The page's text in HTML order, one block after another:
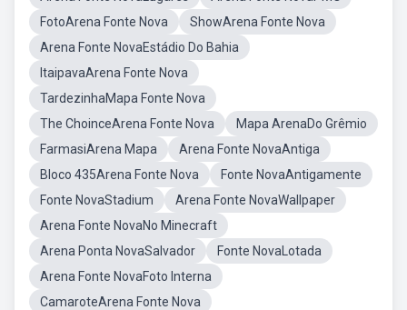
FotoArena Fonte Nova
ShowArena Fonte Nova
Arena Fonte NovaEstádio Do Bahia
ItaipavaArena Fonte Nova
TardezinhaMapa Fonte Nova
The ChoinceArena Fonte Nova
Mapa ArenaDo Grêmio
FarmasiArena Mapa
Arena Fonte NovaAntiga
Bloco 435Arena Fonte Nova
Fonte NovaAntigamente
Fonte NovaStadium
Arena Fonte NovaWallpaper
Arena Fonte NovaNo Minecraft
Arena Ponta NovaSalvador
Fonte NovaLotada
Arena Fonte NovaFoto Interna
CamaroteArena Fonte Nova